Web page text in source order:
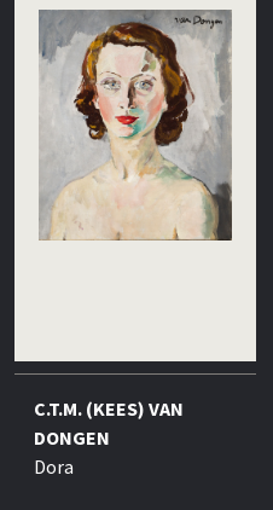
C.T.M. (KEES) VAN
DONGEN
Dora